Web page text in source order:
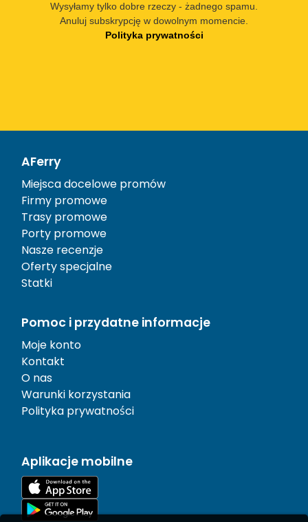
Wysyłamy tylko dobre rzeczy - żadnego spamu.
Anuluj subskrypcję w dowolnym momencie.
Polityka prywatności
AFerry
Miejsca docelowe promów
Firmy promowe
Trasy promowe
Porty promowe
Nasze recenzje
Oferty specjalne
Statki
Pomoc i przydatne informacje
Moje konto
Kontakt
O nas
Warunki korzystania
Polityka prywatności
Aplikacje mobilne